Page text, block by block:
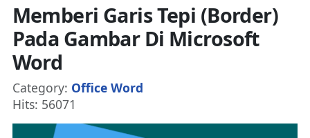
Memberi Garis Tepi (Border)
Pada Gambar Di Microsoft
Word
Details
Category: Office Word
Hits: 56071